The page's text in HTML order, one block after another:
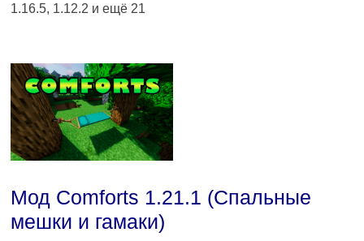
1.16.5, 1.12.2 и ещё 21
Мод Comforts 1.21.1 (Спальные
мешки и гамаки)